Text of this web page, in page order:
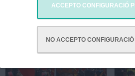
ACCEPTO CONFIGURACIÓ
NO ACCEPTO